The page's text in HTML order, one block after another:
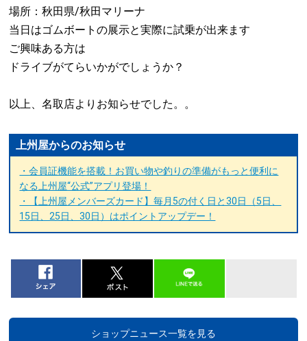
場所：秋田県/秋田マリーナ
当日はゴムボートの展示と実際に試乗が出来ます
ご興味ある方は
ドライブがてらいかがでしょうか？
以上、名取店よりお知らせでした。。
上州屋からのお知らせ
・会員証機能を搭載！お買い物や釣りの準備がもっと便利に
なる上州屋“公式”アプリ登場！
・【上州屋メンバーズカード】毎月5の付く日と30日（5日、
15日、25日、30日）はポイントアップデー！
ショップニュース一覧を見る